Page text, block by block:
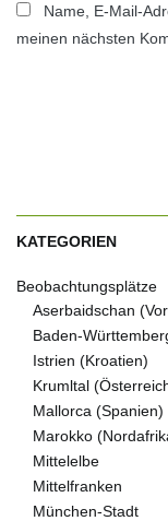
Name, E-Mail-
meinen nächsten
KATEGORIEN
Beobachtungsplätze
Aserbaidschan
Baden-
Istrien (Kroatien)
Krumltal
Mallorca (Spanien)
Marokko
Mittelelbe
Mittelfranken
München-Stadt